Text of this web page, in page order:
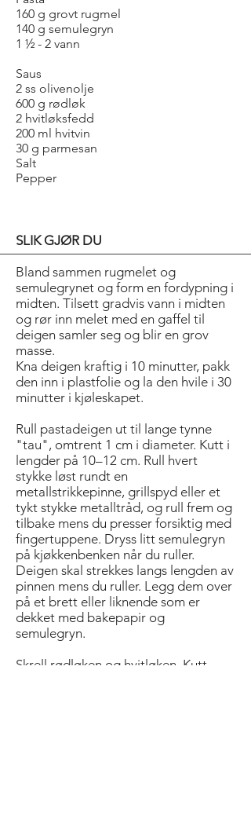
160 g grovt rugmel
140 g semulegryn
1 ½ - 2 vann
Saus
2 ss olivenolje
600 g rødløk
2 hvitløksfedd
200 ml hvitvin
30 g parmesan
Salt
Pepper
SLIK GJØR DU
Bland sammen rugmelet og
semulegrynet og form en fordypning i
midten. Tilsett gradvis vann i midten
og rør inn melet med en gaffel til
deigen samler seg og blir en grov
masse.
Kna deigen kraftig i 10 minutter, pakk
den inn i plastfolie og la den hvile i 30
minutter i kjøleskapet.
Rull pastadeigen ut til lange tynne
"tau", omtrent 1 cm i diameter. Kutt i
lengder på 10–12 cm. Rull hvert
stykke løst rundt en
metallstrikkepinne, grillspyd eller et
tykt stykke metalltråd, og rull frem og
tilbake mens du presser forsiktig med
fingertuppene. Dryss litt semulegryn
på kjøkkenbenken når du ruller.
Deigen skal strekkes langs lengden av
pinnen mens du ruller. Legg dem over
på et brett eller liknende som er
dekket med bakepapir og
semulegryn.
Skrell rødløken og hvitløken. Kutt